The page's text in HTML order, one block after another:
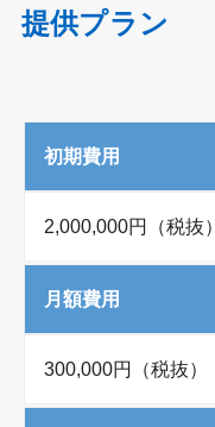
提供プラン
初期費用
⁨⁩2,000,000円（税抜）
月額費用
300,000円（税抜）